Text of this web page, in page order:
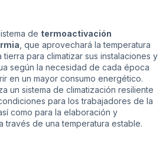
de termoactivación
, que aprovechará la temperatura
para climatizar sus instalaciones y
según la necesidad de cada época
en un mayor consumo energético.
un sistema de climatización resiliente
para los trabajadores de la
como para la elaboración y
través de una temperatura estable.